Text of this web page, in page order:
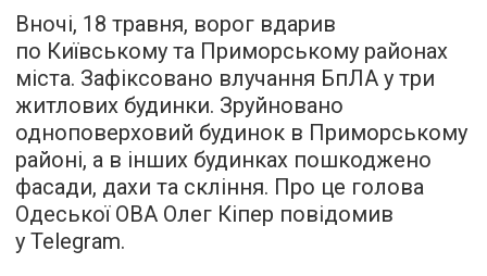
Вночі, 18 травня, ворог вдарив
по Київському та Приморському районах
міста. Зафіксовано влучання БпЛА у три
житлових будинки. Зруйновано
одноповерховий будинок в Приморському
районі, а в інших будинках пошкоджено
фасади, дахи та скління. Про це голова
Одеської ОВА Олег Кіпер повідомив
у Telegram.